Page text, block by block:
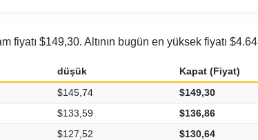
fiyatı $149,30. Altının bugün en yüksek fiyatı
düşük Kapat (Fiyat)
$145,74 $149,30
$133,59 $136,86
$127,52 $130,64